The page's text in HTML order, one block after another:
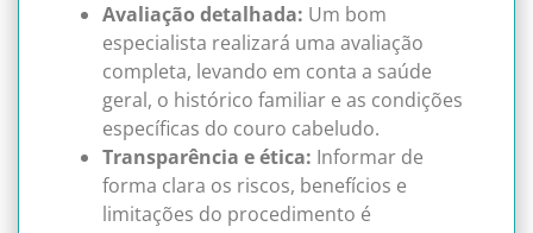
Avaliação detalhada: Um bom
especialista realizará uma avaliação
completa, levando em conta a saúde
geral, o histórico familiar e as condições
específicas do couro cabeludo.
Transparência e ética: Informar de
forma clara os riscos, benefícios e
limitações do procedimento é